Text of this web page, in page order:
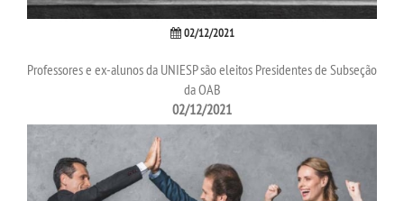
TCC
LOGIN
PORTAL DE ALUNOS
02/12/2021
Professores e ex-alunos da UNIESP são eleitos Presidentes de Subseção
da OAB
02/12/2021